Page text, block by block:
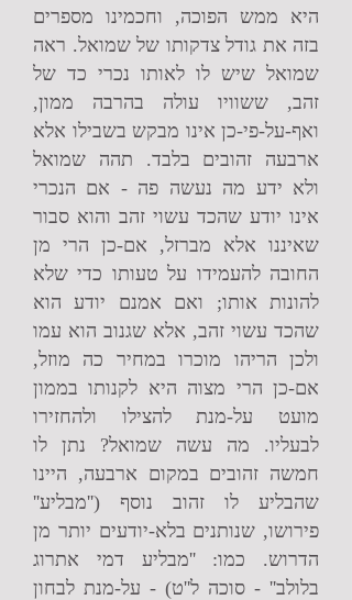
היא ממש הפוכה, וחכמינו מספרים
בזה את גודל צדקותו של שמואל. ראה
שמואל שיש לו לאותו נכרי כד של
זהב, ששוויו עולה בהרבה ממון,
ואף-על-פי-כן אינו מבקש בשבילו אלא
ארבעה זהובים בלבד. תהה שמואל
ולא ידע מה נעשה פה - אם הנכרי
אינו יודע שהכד עשוי זהב והוא סבור
שאיננו אלא מברזל, אם-כן הרי מן
החובה להעמידו על טעותו כדי שלא
להונות אותו; ואם אמנם יודע הוא
שהכד עשוי זהב, אלא שגנוב הוא עמו
ולכן הריהו מוכרו במחיר כה מוזל,
אם-כן הרי מצוה היא לקנותו בממון
מועט על-מנת להצילו ולהחזירו
לבעליו. מה עשה שמואל? נתן לו
חמשה זהובים במקום ארבעה, היינו
שהבליע לו זהוב נוסף (''מבליע''
פירושו, שנותנים בלא-יודעים יותר מן
הדרוש. כמו: ''מבליע דמי אתרוג
בלולב'' - סוכה ל''ט) - על-מנת לבחון